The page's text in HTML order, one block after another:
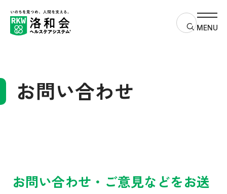
サイト内
MENU
お問い合わせ
お問い合わせ・ご意見などをお送